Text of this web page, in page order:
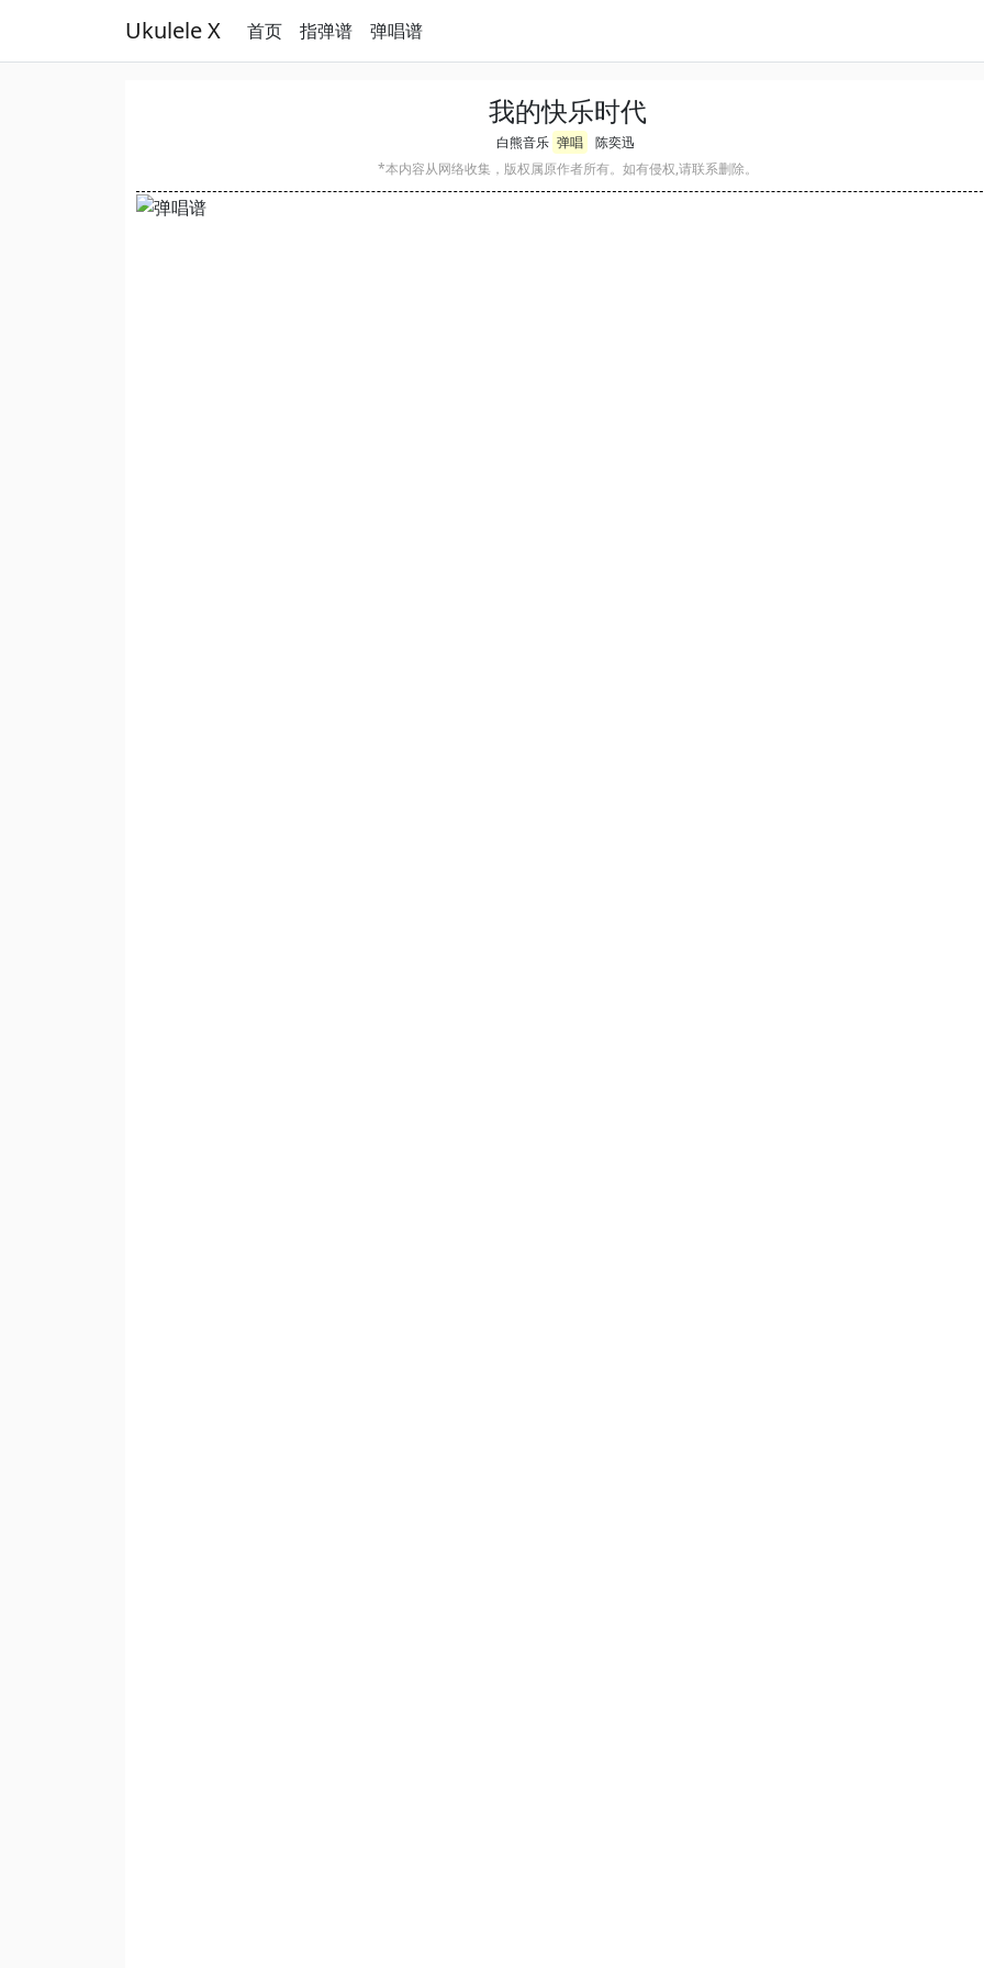
Ukulele X 首页 指弹谱 弹唱谱
我的快乐时代
白熊音乐 弹唱
陈奕迅
*本内容从网络收集，版权属原作者所有。如有侵权,请联系删除。